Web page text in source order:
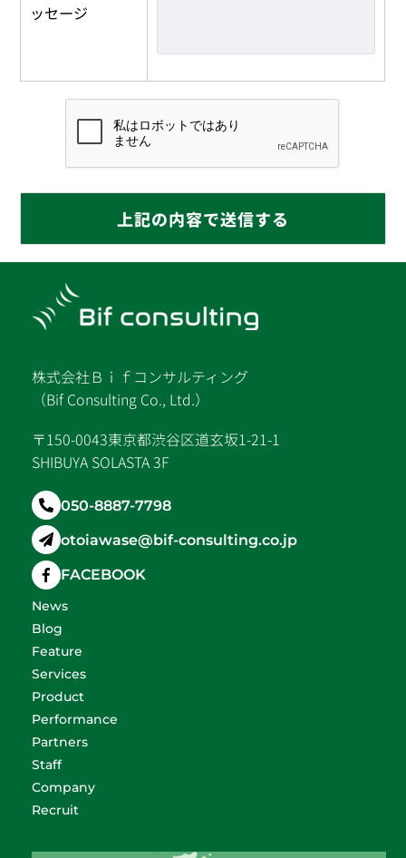
ッセージ
株式会社Ｂｉｆコンサルティング
（Bif Consulting Co., Ltd.）
〒150-0043東京都渋谷区道玄坂1-21-1
SHIBUYA SOLASTA 3F
050-8887-7798
otoiawase@bif-consulting.co.jp
FACEBOOK
News
Blog
Feature
Services
Product
Performance
Partners
Staff
Company
Recruit